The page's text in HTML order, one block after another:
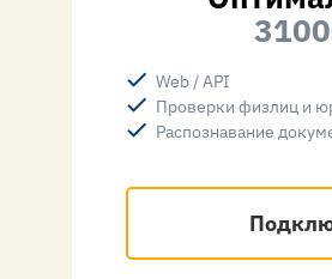
Web / API
Проверки физлиц и
Распознавание